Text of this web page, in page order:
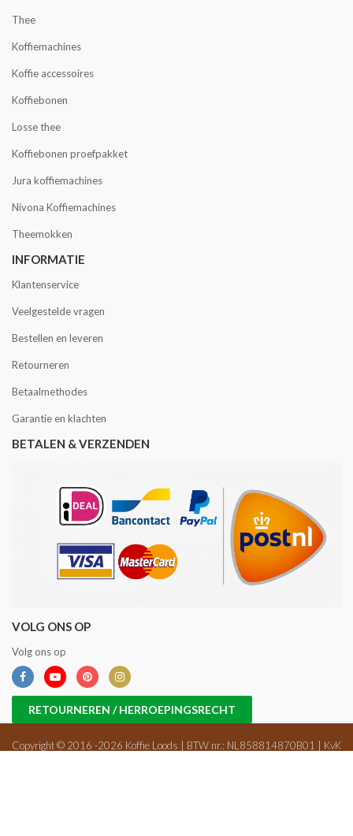
Thee
Koffiemachines
Koffie accessoires
Koffiebonen
Losse thee
Koffiebonen proefpakket
Jura koffiemachines
Nivona Koffiemachines
Theemokken
INFORMATIE
Klantenservice
Veelgestelde vragen
Bestellen en leveren
Retourneren
Betaalmethodes
Garantie en klachten
BETALEN & VERZENDEN
VOLG ONS OP
Volg ons op
RETOURNEREN / HERROEPINGSRECHT
Copyright © 2016 -2026 Koffie Loods | BTW nr.: NL858814870B01 | KvK